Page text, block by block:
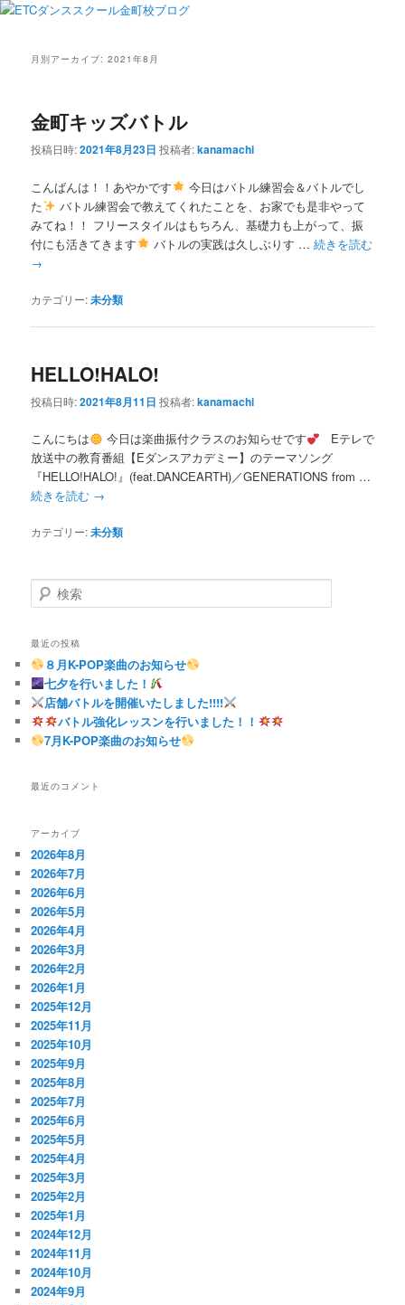
月別アーカイブ:2021年8月
金町キッズバトル
投稿日時:2021年8月23日 投稿者:kanamachi
こんばんは！！あやかです
今日はバトル練習会＆バトルでし
た
バトル練習会で教えてくれたことを、お家でも是非やって
みてね！！ フリースタイルはもちろん、基礎力も上がって、振
付にも活きてきます
バトルの実践は久しぶりす … 続きを読む
→
カテゴリー:未分類
HELLO!HALO!
投稿日時:2021年8月11日 投稿者:kanamachi
こんにちは 今日は楽曲振付クラスのお知らせです
Eテレで
放送中の教育番組【Eダンスアカデミー】のテーマソング
『HELLO!HALO!』(feat.DANCEARTH)／GENERATIONS from …
続きを読む →
カテゴリー:未分類
検
索
最近の投稿
８月K-POP楽曲のお知らせ
七夕を行いました！
店舗バトルを開催いたしました!!!!
バトル強化レッスンを行いました！！
7月K-POP楽曲のお知らせ
最近のコメント
アーカイブ
2026年8月
2026年7月
2026年6月
2026年5月
2026年4月
2026年3月
2026年2月
2026年1月
2025年12月
2025年11月
2025年10月
2025年9月
2025年8月
2025年7月
2025年6月
2025年5月
2025年4月
2025年3月
2025年2月
2025年1月
2024年12月
2024年11月
2024年10月
2024年9月